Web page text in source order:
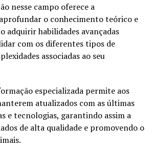
nesse campo oferece a
o conhecimento teórico e
adquirir habilidades avançadas
com os diferentes tipos de
associadas ao seu
especializada permite aos
atualizados com as últimas
e tecnologias, garantindo assim a
de alta qualidade e promovendo o